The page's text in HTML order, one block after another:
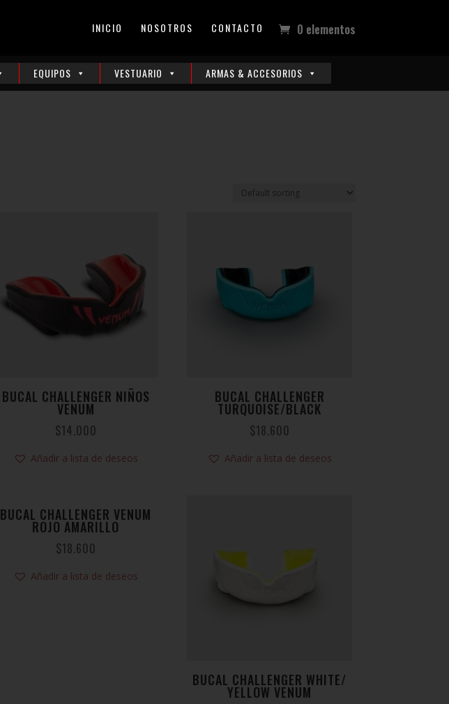
INICIO NOSOTROS CONTACTO 0 elementos
EQUIPOS VESTUARIO ARMAS & ACCESORIOS
BUCAL CHALLENGER NIÑOS
VENUM
$14.000
Añadir a lista de deseos
BUCAL CHALLENGER
TURQUOISE/BLACK
$18.600
Añadir a lista de deseos
BUCAL CHALLENGER VENUM
ROJO AMARILLO
$18.600
Añadir a lista de deseos
BUCAL CHALLENGER WHITE/
YELLOW VENUM